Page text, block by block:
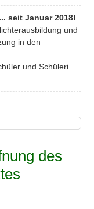
seit Januar 2018!
und
in den
und Schüleri
des